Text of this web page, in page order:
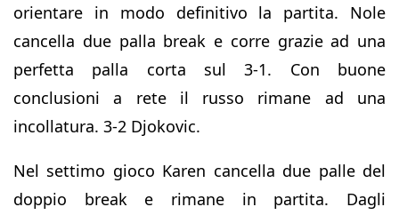
orientare in modo definitivo la partita. Nole
cancella due palla break e corre grazie ad una
perfetta palla corta sul 3-1. Con buone
conclusioni a rete il russo rimane ad una
incollatura. 3-2 Djokovic.
Nel settimo gioco Karen cancella due palle del
doppio break e rimane in partita. Dagli